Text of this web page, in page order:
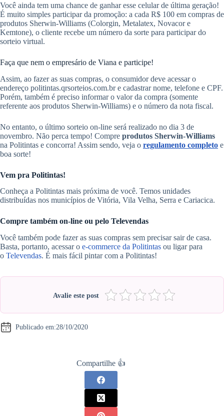
Você ainda tem uma chance de ganhar esse celular de última geração!
É muito simples participar da promoção: a cada R$ 100 em compras de
produtos Sherwin-Williams (Colorgin, Metalatex, Novacor e
Kemtone), o cliente recebe um número da sorte para participar do
sorteio virtual.
Faça que nem o empresário de Viana e participe!
Assim, ao fazer as suas compras, o consumidor deve acessar o
endereço politintas.qrsorteios.com.br e cadastrar nome, telefone e CPF.
Porém, também é preciso informar o valor da compra (somente
referente aos produtos Sherwin-Williams) e o número da nota fiscal.
No entanto, o último sorteio on-line será realizado no dia 3 de
novembro. Não perca tempo! Compre produtos Sherwin-Williams
na Politintas e concorra! Assim sendo, veja o regulamento completo e
boa sorte!
Vem pra Politintas!
Conheça a Politintas mais próxima de você. Temos unidades
distribuídas nos municípios de Vitória, Vila Velha, Serra e Cariacica.
Compre também on-line ou pelo Televendas
Você também pode fazer as suas compras sem precisar sair de casa.
Basta, portanto, acessar o e-commerce da Politintas ou ligar para
o Televendas. É mais fácil pintar com a Politintas!
Avalie este post
Publicado em:28/10/2020
Compartilhe 👍